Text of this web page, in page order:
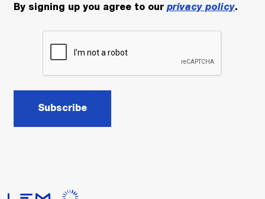
By signing up you agree to our privacy policy.
Subscribe